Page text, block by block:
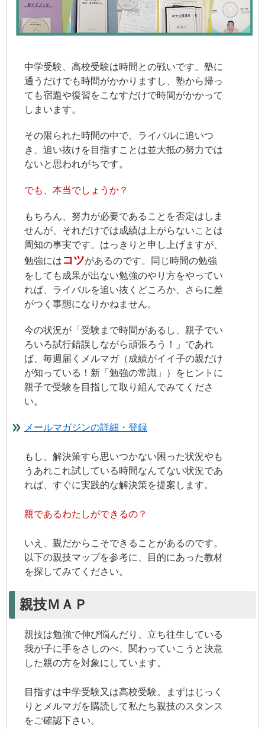
中学受験、高校受験は時間との戦いです。塾に
通うだけでも時間がかかりますし、塾から帰っ
ても宿題や復習をこなすだけで時間がかかって
しまいます。
その限られた時間の中で、ライバルに追いつ
き、追い抜けを目指すことは並大抵の努力では
ないと思われがちです。
でも、本当でしょうか？
もちろん、努力が必要であることを否定はしま
せんが、それだけでは成績は上がらないことは
周知の事実です。はっきりと申し上げますが、
勉強にはコツがあるのです。同じ時間の勉強
をしても成果が出ない勉強のやり方をやってい
れば、ライバルを追い抜くどころか、さらに差
がつく事態になりかねません。
今の状況が「受験まで時間があるし、親子でい
ろいろ試行錯誤しながら頑張ろう！」であれ
ば、毎週届くメルマガ（成績がイイ子の親だけ
が知っている！新「勉強の常識」）をヒントに
親子で受験を目指して取り組んでみてくださ
い。
メールマガジンの詳細・登録
もし、解決策すら思いつかない困った状況やも
うあれこれ試している時間なんてない状況であ
れば、すぐに実践的な解決策を提案します。
親であるわたしができるの？
いえ、親だからこそできることがあるのです。
以下の親技マップを参考に、目的にあった教材
を探してみてください。
親技ＭＡＰ
親技は勉強で伸び悩んだり、立ち往生している
我が子に手をさしのべ、関わっていこうと決意
した親の方を対象にしています。
目指すは中学受験又は高校受験。まずはじっく
りとメルマガを購読して私たち親技のスタンス
をご確認下さい。